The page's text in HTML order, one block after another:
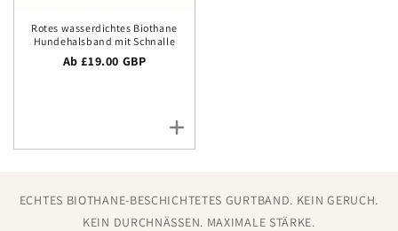
Rotes wasserdichtes Biothane
Hundehalsband mit Schnalle
Regulärer Preis
Ab £19.00 GBP
ECHTES BIOTHANE-BESCHICHTETES GURTBAND. KEIN GERUCH.
KEIN DURCHNÄSSEN. MAXIMALE STÄRKE.